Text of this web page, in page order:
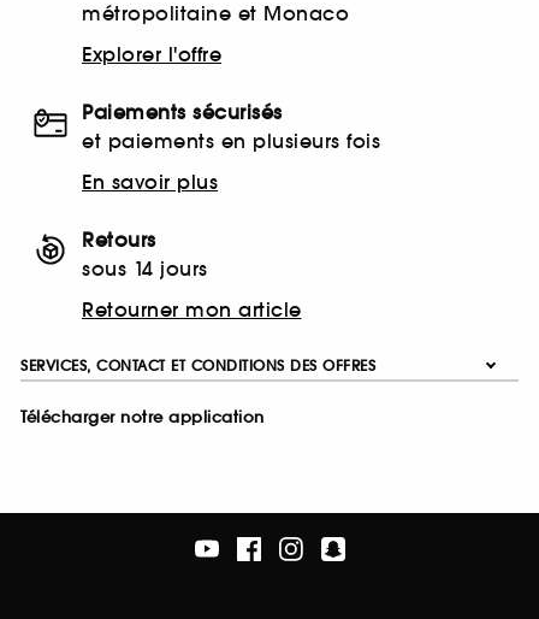
métropolitaine et Monaco
Explorer l'offre
Paiements sécurisés
et paiements en plusieurs fois
En savoir plus
Retours
sous 14 jours
Retourner mon article
SERVICES, CONTACT ET CONDITIONS DES OFFRES
Télécharger notre application